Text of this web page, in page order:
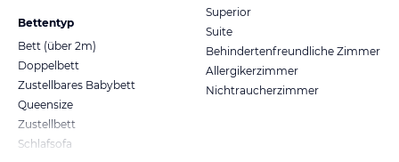
Bettentyp
Bett (über 2m)
Doppelbett
Zustellbares Babybett
Queensize
Zustellbett
Schlafsofa
Superior
Suite
Behindertenfreundliche Zimmer
Allergikerzimmer
Nichtraucherzimmer